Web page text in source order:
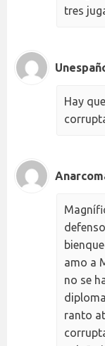
tres
Hay
amo a
no se
ranto